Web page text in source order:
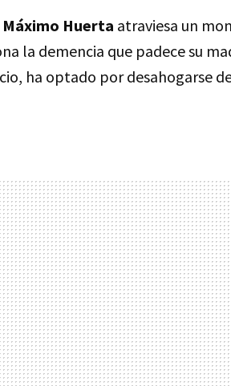
Máximo Huerta atraviesa un
la demencia que padece su
ha optado por desahogarse